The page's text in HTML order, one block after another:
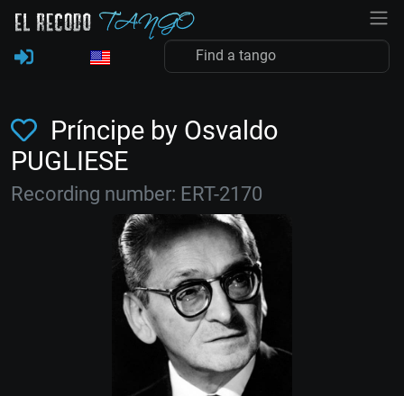
Príncipe by Osvaldo
PUGLIESE
Recording number: ERT-2170